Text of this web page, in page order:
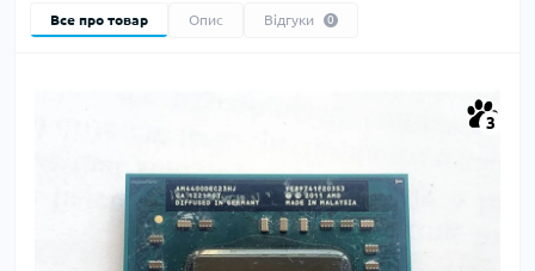
Все про товар Опис Відгуки 0
3